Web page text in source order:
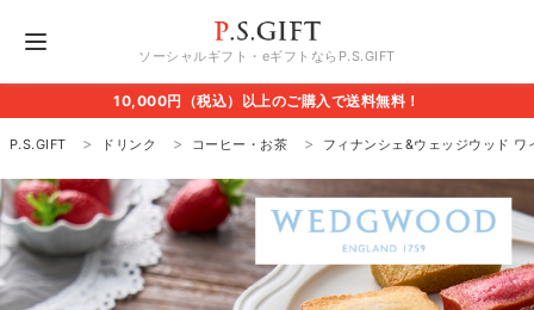
ソーシャルギフト・eギフトならP.S.GIFT
10,000円（税込）以上のご購入で送料無料！
P.S.GIFT ドリンク コーヒー・お茶 フィナンシェ&ウェッジウッド